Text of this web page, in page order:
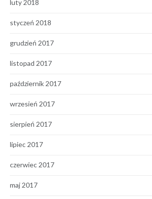
luty 2018
styczeń 2018
grudzień 2017
listopad 2017
październik 2017
wrzesień 2017
sierpień 2017
lipiec 2017
czerwiec 2017
maj 2017